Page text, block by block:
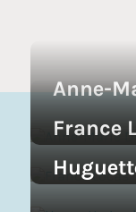
Anne-
France